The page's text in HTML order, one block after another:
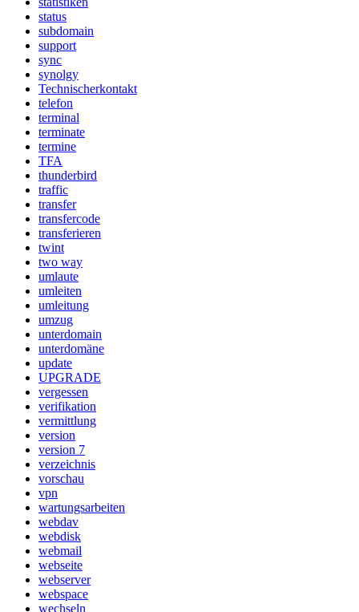
status
subdomain
support
sync
synolgy
Technischerkontakt
telefon
terminal
terminate
termine
TFA
thunderbird
traffic
transfer
transfercode
transferieren
twint
two way
umlaute
umleiten
umleitung
umzug
unterdomain
unterdomäne
update
UPGRADE
vergessen
verifikation
vermittlung
version
version 7
verzeichnis
vorschau
vpn
wartungsarbeiten
webdav
webdisk
webmail
webseite
webserver
webspace
wechseln